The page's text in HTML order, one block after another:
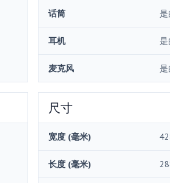
话筒 是
耳机 是
麦克风 是
尺寸
宽度 (毫米)
长度 (毫米)